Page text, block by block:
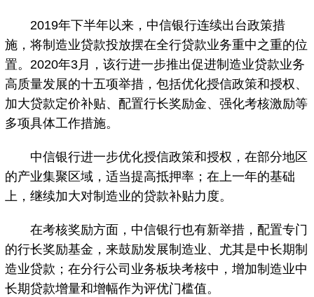
2019年下半年以来，中信银行连续出台政策措
施，将制造业贷款投放摆在全行贷款业务重中之重的位
置。2020年3月，该行进一步推出促进制造业贷款业务
高质量发展的十五项举措，包括优化授信政策和授权、
加大贷款定价补贴、配置行长奖励金、强化考核激励等
多项具体工作措施。
中信银行进一步优化授信政策和授权，在部分地区
的产业集聚区域，适当提高抵押率；在上一年的基础
上，继续加大对制造业的贷款补贴力度。
在考核奖励方面，中信银行也有新举措，配置专门
的行长奖励基金，来鼓励发展制造业、尤其是中长期制
造业贷款；在分行公司业务板块考核中，增加制造业中
长期贷款增量和增幅作为评优门槛值。